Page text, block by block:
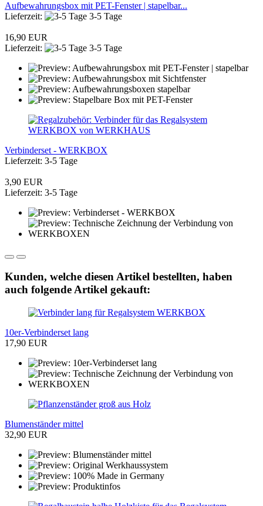
Aufbewahrungsbox mit PET-Fenster | stapelbar...
Lieferzeit:
3-5 Tage
16,90 EUR
Lieferzeit:
3-5 Tage
Verbinderset - WERKBOX
Lieferzeit: 3-5 Tage
3,90 EUR
Lieferzeit: 3-5 Tage
Kunden, welche diesen Artikel bestellten, haben
auch folgende Artikel gekauft:
10er-Verbinderset lang
17,90 EUR
Blumenständer mittel
32,90 EUR